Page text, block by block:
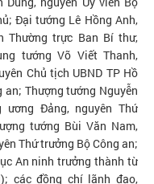
Đại tướng Lê Hồng Anh,
Thường trực Ban Bí thư,
tướng Võ Viết Thanh,
Chủ tịch UBND TP Hồ
an; Thượng tướng Nguyễn
ương Đảng, nguyên Thứ
tướng Bùi Văn Nam,
Thứ trưởng Bộ Công an;
An ninh trưởng thành từ
các đồng chí lãnh đạo,